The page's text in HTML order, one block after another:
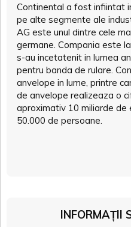
Continental a fost infiintat
pe alte segmente ale
AG este unul dintre cele
germane. Compania este
s-au incetatenit in lumea
pentru banda de rulare.
anvelope in lume, printre
de anvelope realizeaza o
aproximativ 10 miliarde de
50.000 de persoane.
INFORMAȚII